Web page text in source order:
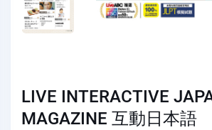
LIVE INTERACTIVE
MAGAZINE 互動日本語